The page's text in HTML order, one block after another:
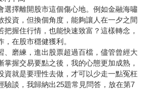
選擇離開股市這個傷心地。例如金融海嘯
投資，但換個角度，能夠讓人在一夕之間
把握住行情，也能快速致富？這樣轉念，
在股市穩健獲利。
、磨練，進出股票超過百檔，儘管曾經大
掌握交易要點之後，我的心態更加成熟，
資就是要理性去做，才可以少走一點冤枉
驗談，我歸納出25題常見問答，放在第7